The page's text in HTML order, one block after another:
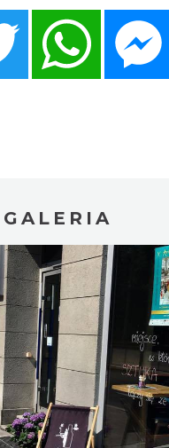
Twitter WhatsApp
GALERIA